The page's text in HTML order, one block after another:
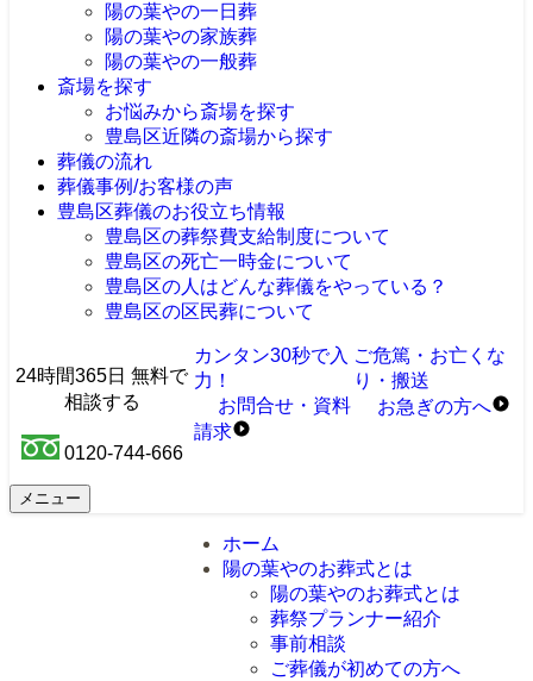
陽の葉やの一日葬
陽の葉やの家族葬
陽の葉やの一般葬
斎場を探す
お悩みから斎場を探す
豊島区近隣の斎場から探す
葬儀の流れ
葬儀事例/お客様の声
豊島区葬儀のお役立ち情報
豊島区の葬祭費支給制度について
豊島区の死亡一時金について
豊島区の人はどんな葬儀をやっている？
豊島区の区民葬について
24時間365日 無料で
相談する
0120-744-666
カンタン30秒で入
力！
お問合せ・資料
請求
ご危篤・お亡くな
り・搬送
お急ぎの方へ
メニュー
ホーム
陽の葉やのお葬式とは
陽の葉やのお葬式とは
葬祭プランナー紹介
事前相談
ご葬儀が初めての方へ